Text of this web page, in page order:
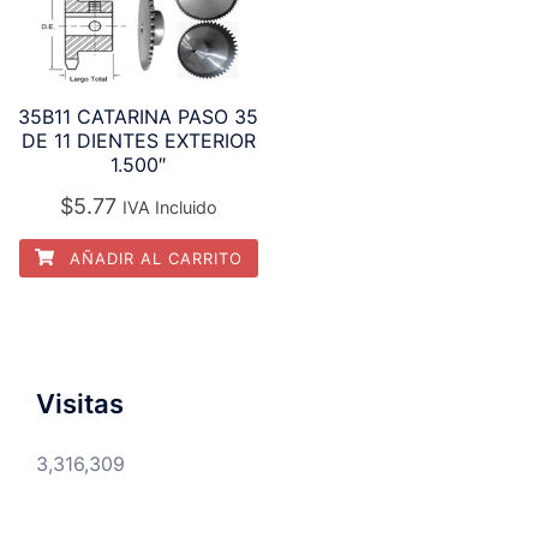
35B11 CATARINA PASO 35
DE 11 DIENTES EXTERIOR
1.500″
$5.77 IVA Incluido
AÑADIR AL CARRITO
Visitas
3,316,309